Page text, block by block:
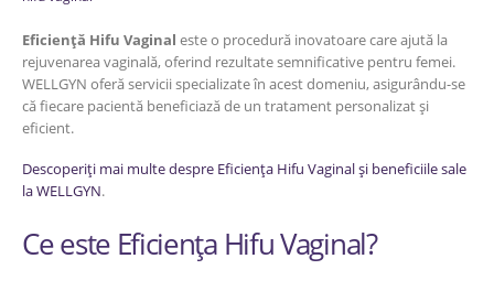
Eficiență Hifu Vaginal este o procedură inovatoare care ajută la
rejuvenarea vaginală, oferind rezultate semnificative pentru femei.
WELLGYN oferă servicii specializate în acest domeniu, asigurându-se
că fiecare pacientă beneficiază de un tratament personalizat și
eficient.
Descoperiți mai multe despre Eficiența Hifu Vaginal și beneficiile sale
la WELLGYN.
Ce este Eficiența Hifu Vaginal?